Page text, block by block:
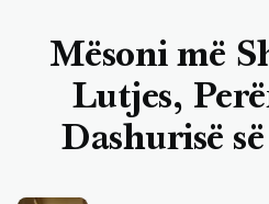
Mësoni më
Lutjes,
Dashurisë